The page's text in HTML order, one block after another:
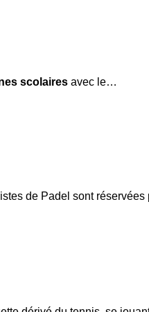
scolaires avec le…
de Padel sont